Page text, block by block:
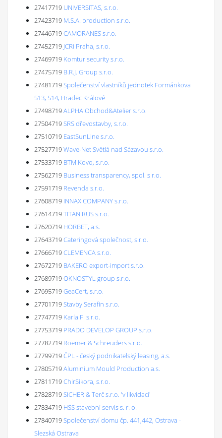
27417719 UNIVERSITAS, s.r.o.
27423719 M.S.A. production s.r.o.
27446719CAMORANES s.r.o.
27452719 JCRi Praha, s.r.o.
27469719 Komtur security s.r.o.
27475719 B.R.J. Group s.r.o.
27481719Společenství vlastníků jednotek Formánkova
513, 514, Hradec Králové
27498719ALPHA Obchod&Atelier s.r.o.
27504719SRS dřevostavby, s.r.o.
27510719 EastSunLine s.r.o.
27527719Wave-Net Světlá nad Sázavou s.r.o.
27533719 BTM Kovo, s.r.o.
27562719 Business transparency, spol. s r.o.
27591719 Revenda s.r.o.
27608719 INNAX COMPANY s.r.o.
27614719TITAN RUS s.r.o.
27620719 HORBET, a.s.
27643719Cateringová společnost, s.r.o.
27666719CLEMENCA s.r.o.
27672719 BAKERO export-import s.r.o.
27689719OKNOSTYL group s.r.o.
27695719GeaCert, s.r.o.
27701719Stavby Serafin s.r.o.
27747719 Karla F. s.r.o.
27753719 PRADO DEVELOP GROUP s.r.o.
27782719 Roemer & Schreuders s.r.o.
27799719ČPL - český podnikatelský leasing, a.s.
27805719Aluminium Mould Production a.s.
27811719ChirSikora, s.r.o.
27828719SICHER & Terč s.r.o. 'v likvidaci'
27834719 HSS stavební servis s. r. o.
27840719Společenství domu čp. 441,442, Ostrava -
Slezská Ostrava